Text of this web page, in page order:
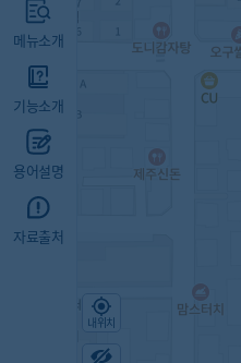
메뉴소개
기능소개
용어설명
자료출처
내위치